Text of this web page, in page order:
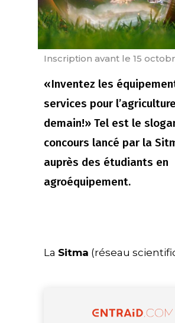
Inscription avant le 15
«Inventez les
services pour
demain!» Tel est le
concours lancé par la
auprès des étudiants en
agroéquipement.
La Sitma (réseau